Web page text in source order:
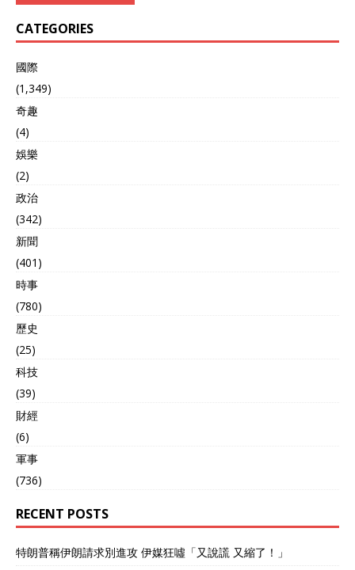
CATEGORIES
國際
(1,349)
奇趣
(4)
娛樂
(2)
政治
(342)
新聞
(401)
時事
(780)
歷史
(25)
科技
(39)
財經
(6)
軍事
(736)
RECENT POSTS
特朗普稱伊朗請求別進攻 伊媒狂噓「又說謊 又縮了！」